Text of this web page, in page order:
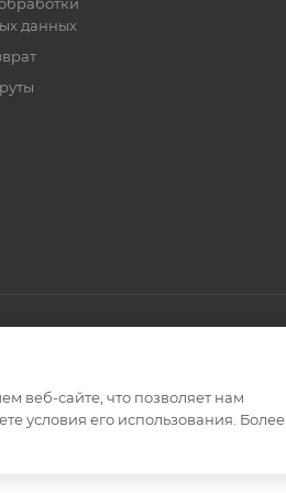
данных
веб-сайте, что позволяет нам
условия его использования. Более